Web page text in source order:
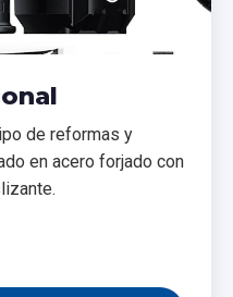
de reformas y
en acero forjado con